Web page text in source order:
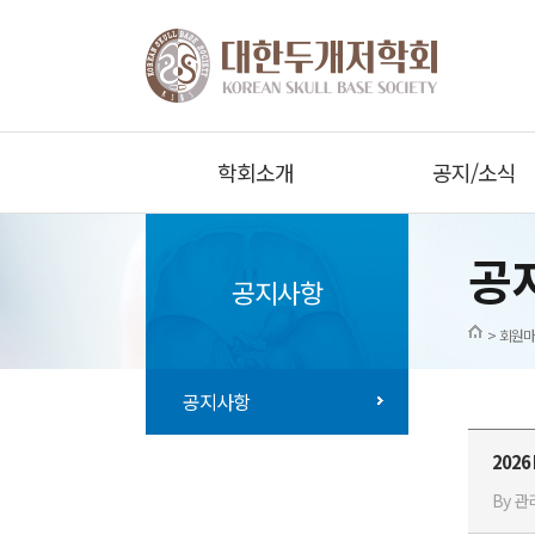
학회소개 공지/소식
공지사항 공
> 회원
공지사항
By 관